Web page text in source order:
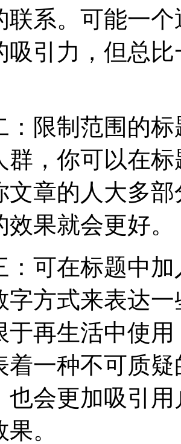
联系。可能一
吸引力，但总
制范围的标
群，你可以在
文章的人大多
果就会更好。
在标题中加
字方式来表达
于再生活中使
着一种不可质
也会更加吸引
。